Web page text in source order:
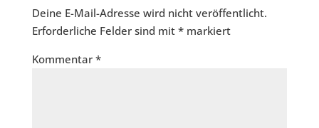
Deine E-Mail-Adresse wird nicht veröffentlicht.
Erforderliche Felder sind mit *markiert
Kommentar *